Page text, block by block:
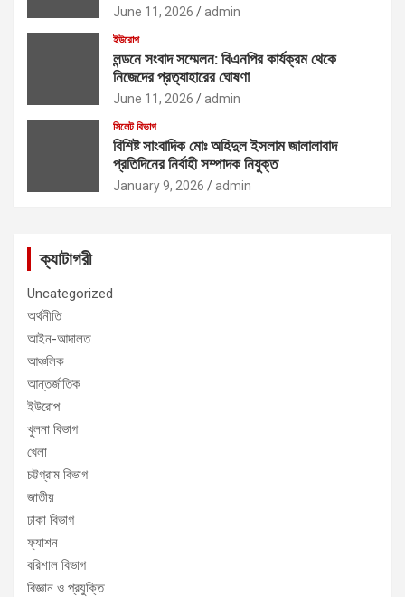
June 11, 2026 admin
ইউরোপ
লন্ডনে সংবাদ সম্মেলন: বিএনপির কার্যক্রম থেকে
নিজেদের প্রত্যাহারের ঘোষণা
June 11, 2026 admin
সিলেট বিভাগ
বিশিষ্ট সাংবাদিক মোঃ অহিদুল ইসলাম জালালাবাদ
প্রতিদিনের নির্বাহী সম্পাদক নিযুক্ত
January 9, 2026 admin
ক্যাটাগরী
Uncategorized
অর্থনীতি
আইন-আদালত
আঞ্চলিক
আন্তর্জাতিক
ইউরোপ
খুলনা বিভাগ
খেলা
চট্টগ্রাম বিভাগ
জাতীয়
ঢাকা বিভাগ
ফ্যাশন
বরিশাল বিভাগ
বিজ্ঞান ও প্রযুক্তি